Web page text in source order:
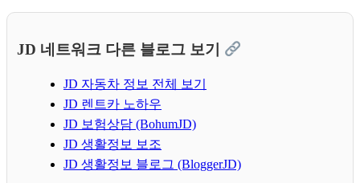
JD 네트워크 다른 블로그 보기
JD 자동차 정보 전체 보기
JD 렌트카 노하우
JD 보험상담 (BohumJD)
JD 생활정보 보조
JD 생활정보 블로그 (BloggerJD)